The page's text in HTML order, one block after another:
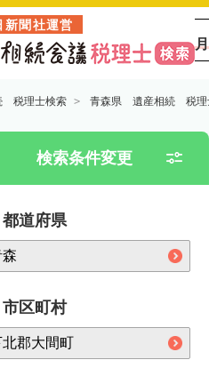
新聞社運営
税理士検索 青森県 遺産相続 税理
検索条件変更
都道府県
市区町村